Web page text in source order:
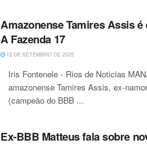
Amazonense Tamires Assis
A Fazenda 17
12 DE SETEMBRO DE 2025
Iris Fontenele - Rios de Noticias
amazonense Tamires Assis, ex-
(campeão do BBB ...
Ex-BBB Matteus fala sobre